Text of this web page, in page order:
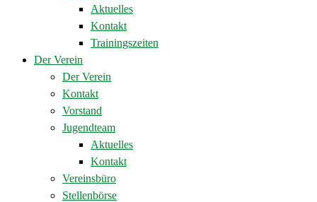
Aktuelles
Kontakt
Trainingszeiten
Der Verein
Der Verein
Kontakt
Vorstand
Jugendteam
Aktuelles
Kontakt
Vereinsbüro
Stellenbörse